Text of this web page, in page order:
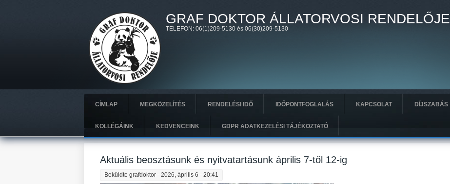
GRAF DOKTOR ÁLLATORVOSI RENDELŐJE
TELEFON: 06(1)209-5130 és 06(30)209-5130
CÍMLAP MEGKÖZELÍTÉS RENDELÉSI IDŐ IDŐPONTFOGLALÁS KAPCSOLAT DÍJSZABÁS
KOLLÉGÁINK KEDVENCEINK GDPR ADATKEZELÉSI TÁJÉKOZTATÓ
Aktuális beosztásunk és nyitvatartásunk április 7-től 12-ig
Beküldtegrafdoktor - 2026, április 6 - 20:41